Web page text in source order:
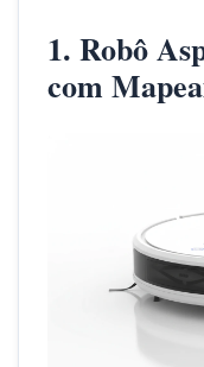
1. Robô
com